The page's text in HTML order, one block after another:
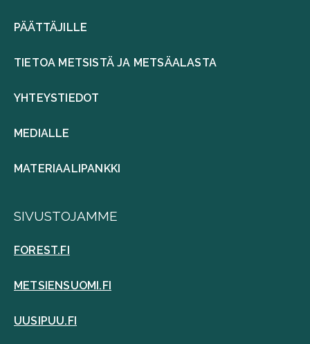
PÄÄTTÄJILLE
TIETOA METSISTÄ JA METSÄALASTA
YHTEYSTIEDOT
MEDIALLE
MATERIAALIPANKKI
SIVUSTOJAMME
FOREST.FI
METSIENSUOMI.FI
UUSIPUU.FI